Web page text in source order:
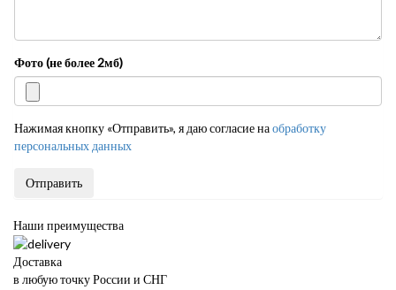
Фото (не более 2мб)
Нажимая кнопку «Отправить», я даю согласие наобработку
персональных данных
Отправить
Наши преимущества
Доставка
в любую точку России и СНГ